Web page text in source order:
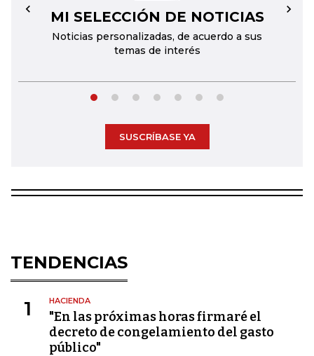
MI SELECCIÓN DE NOTICIAS
Noticias personalizadas, de acuerdo a sus
temas de interés
← →
SUSCRÍBASE YA
TENDENCIAS
1 HACIENDA
"En las próximas horas firmaré el
decreto de congelamiento del gasto
público"